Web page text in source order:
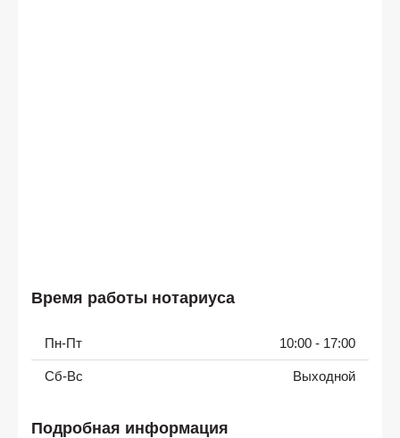
Время работы нотариуса
Пн-Пт 10:00 - 17:00
Сб-Вс Выходной
Подробная информация